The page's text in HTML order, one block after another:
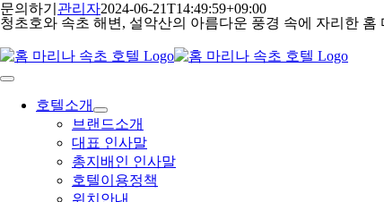
콘
텐
츠
로
건
청초호와 속초 해변, 설악산의 아름다운 풍경 속에 자리한
Toggle
Navigation호텔소개
브랜드소개
대표 인사말
총지배인 인사말
호텔이용정책
위치안내
문의하기 관리자2024-06-21T14:49:59+09:00